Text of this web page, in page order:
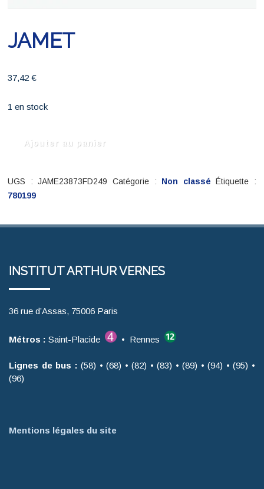
JAMET
37,42€
1 en stock
Ajouter au panier
UGS :JAME23873FD249 Catégorie : Non classé Étiquette :
780199
INSTITUT ARTHUR VERNES
36 rue d’Assas, 75006 Paris
Métros : Saint-Placide • Rennes
Lignes de bus : (58) • (68) • (82) • (83) • (89) • (94) • (95) •
(96)
Mentions légales du site